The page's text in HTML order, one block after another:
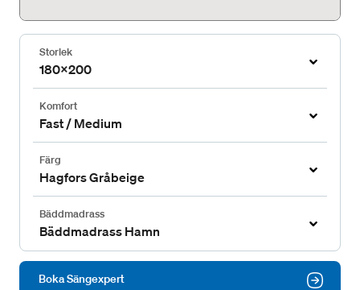
Storlek
180x200
Komfort
Fast / Medium
Färg
Hagfors Gråbeige
Bäddmadrass
Bäddmadrass Hamn
Boka Sängexpert